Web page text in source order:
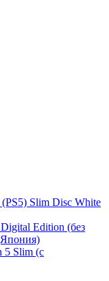
Slim Disc White
Edition (без
5 Slim (с